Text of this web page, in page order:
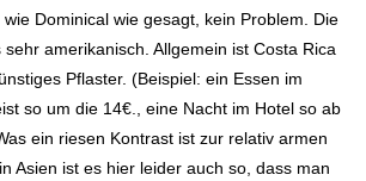
Dominical wie gesagt, kein Problem. Die
amerikanisch. Allgemein ist Costa Rica
Pflaster. (Beispiel: ein Essen im
so um die 14€., eine Nacht im Hotel so ab
ein riesen Kontrast ist zur relativ armen
Asien ist es hier leider auch so, dass man